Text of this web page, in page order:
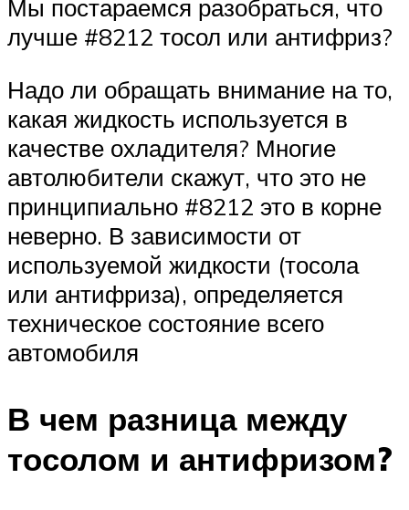
Мы постараемся разобраться, что
лучше #8212 тосол или антифриз?
Надо ли обращать внимание на то,
какая жидкость используется в
качестве охладителя? Многие
автолюбители скажут, что это не
принципиально #8212 это в корне
неверно. В зависимости от
используемой жидкости (тосола
или антифриза), определяется
техническое состояние всего
автомобиля
В чем разница между
тосолом и антифризом?